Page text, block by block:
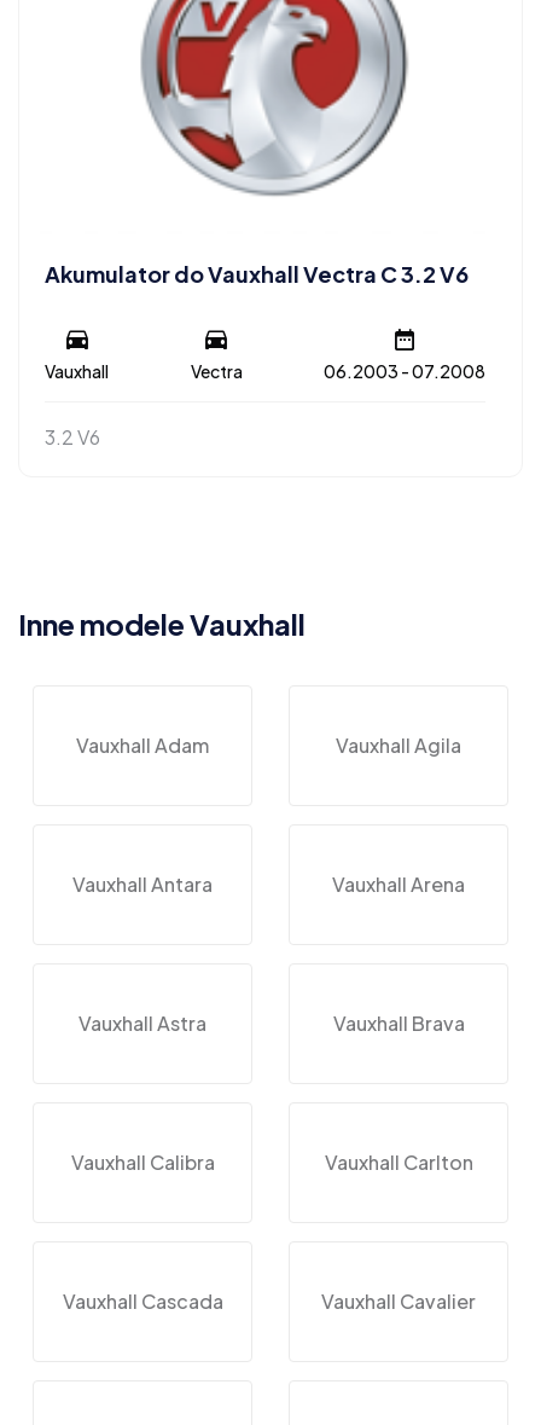
Akumulator do Vauxhall Vectra C 3.2 V6
Vauxhall Vectra 06.2003 - 07.2008
3.2 V6
Inne modele Vauxhall
Vauxhall Adam Vauxhall Agila
Vauxhall Antara Vauxhall Arena
Vauxhall Astra Vauxhall Brava
Vauxhall Calibra Vauxhall Carlton
Vauxhall Cascada Vauxhall Cavalier